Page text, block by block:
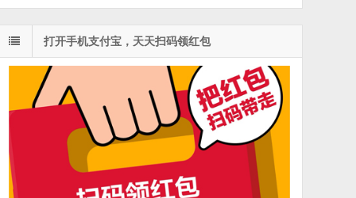
打开手机支付宝，天天扫码领红包